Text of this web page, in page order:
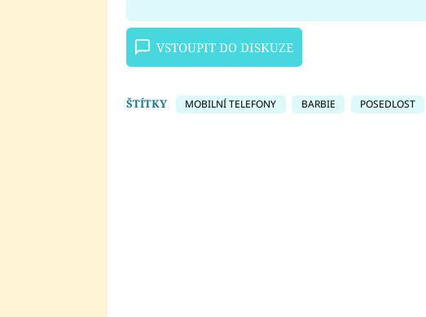
VSTOUPIT DO DISKUZE
ŠTÍTKY MOBILNÍ TELEFONY BARBIE POSEDLOST